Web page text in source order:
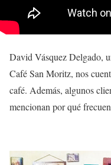
David Vásquez Delgado,
Café San Moritz, nos
café. Además, algunos
mencionan por qué